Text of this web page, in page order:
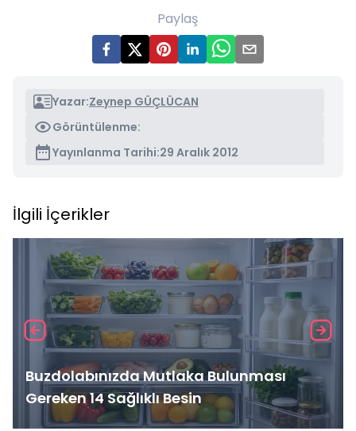
Paylaş
Yazar:Zeynep GÜÇLÜCAN
Görüntülenme:
Yayınlanma Tarihi:29 Aralık 2012
İlgili İçerikler
Buzdolabınızda Mutlaka Bulunması
Gereken 14 Sağlıklı Besin